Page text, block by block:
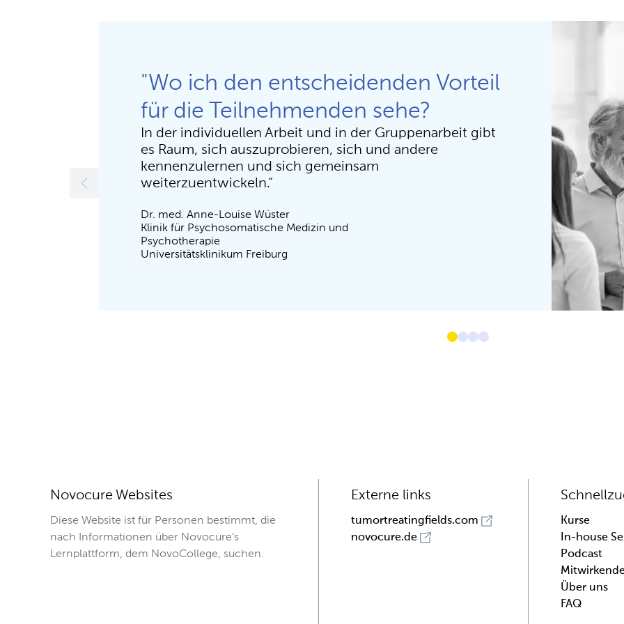
"Wo ich den entscheidenden Vorteil
für die Teilnehmenden sehe?
In der individuellen Arbeit und in der Gruppenarbeit gibt
es Raum, sich auszuprobieren, sich und andere
kennenzulernen und sich gemeinsam
weiterzuentwickeln.“
Dr. med. Anne-Louise Wüster
Klinik für Psychosomatische Medizin und
Psychotherapie
Universitätsklinikum Freiburg
Novocure Websites
Diese Website ist für Personen bestimmt, die
nach Informationen über Novocure's
Lernplattform, dem NovoCollege, suchen.
Externe links
tumortreatingfields.com
novocure.de
Kurse
In-house
Podcast
Über uns
FAQ